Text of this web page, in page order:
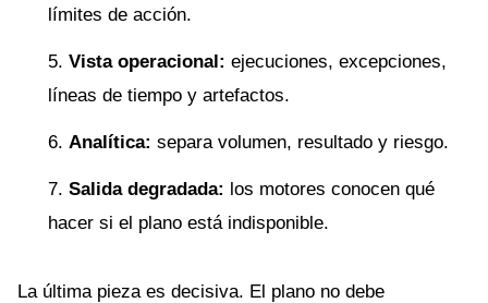
límites de acción.
Vista operacional: ejecuciones, excepciones,
líneas de tiempo y artefactos.
Analítica: separa volumen, resultado y riesgo.
Salida degradada: los motores conocen qué
hacer si el plano está indisponible.
La última pieza es decisiva. El plano no debe